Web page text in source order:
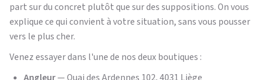
part sur du concret plutôt que sur des suppositions. On vous
explique ce qui convient à votre situation, sans vous pousser
vers le plus cher.
Venez essayer dans l'une de nos deux boutiques :